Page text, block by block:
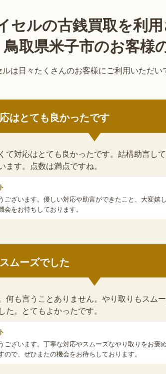
セルの古銭買取を利
鳥取県米子市のお客様
ルは日々たくさんのお客様にご利用いただい
はとても良かったです
て対応はとても良かったです。結構助言し
す。点数は満点ですね。
ございます。優しい対応や助言ができたこと、大変嬉
をお待ちしております。
ムーズでした
何も言うことありません。やり取りもスム
。とてもよかったです。
ございます。丁寧な対応やスムーズなやり取りをお褒
で、ぜひまたの機会をお待ちしております。